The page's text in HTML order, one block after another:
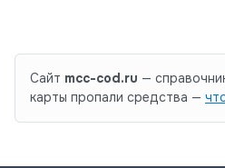
Сайт mcc-cod.ru —
карты пропали средства —